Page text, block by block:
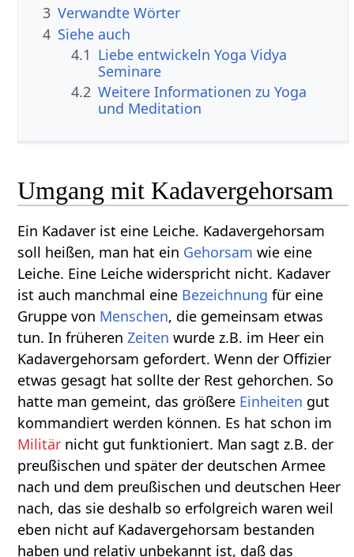
3 Verwandte Wörter
4 Siehe auch
4.1 Liebe entwickeln Yoga Vidya
Seminare
4.2 Weitere Informationen zu Yoga
und Meditation
Umgang mit Kadavergehorsam
Ein Kadaver ist eine Leiche. Kadavergehorsam
soll heißen, man hat ein Gehorsam wie eine
Leiche. Eine Leiche widerspricht nicht. Kadaver
ist auch manchmal eine Bezeichnung für eine
Gruppe von Menschen, die gemeinsam etwas
tun. In früherenZeiten wurde z.B. im Heer ein
Kadavergehorsam gefordert. Wenn der Offizier
etwas gesagt hat sollte der Rest gehorchen. So
hatte man gemeint, das größere Einheiten gut
kommandiert werden können. Es hat schon im
Militär nicht gut funktioniert. Man sagt z.B. der
preußischen und später der deutschen Armee
nach und dem preußischen und deutschen Heer
nach, das sie deshalb so erfolgreich waren weil
eben nicht auf Kadavergehorsam bestanden
haben und relativ unbekannt ist, daß das